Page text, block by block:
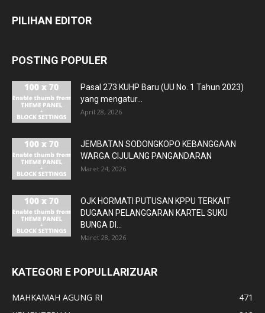
PILIHAN EDITOR
POSTING POPULER
Pasal 273 KUHP Baru (UU No. 1 Tahun 2023)
yang mengatur...
April 28, 2026
JEMBATAN SODONGKOPO KEBANGGAAN
WARGA CIJULANG PANGANDARAN
Maret 24, 2026
OJK HORMATI PUTUSAN KPPU TERKAIT
DUGAAN PELANGGARAN KARTEL SUKU
BUNGA DI...
Maret 28, 2026
KATEGORI E POPULLARIZUAR
MAHKAMAH AGUNG RI
471